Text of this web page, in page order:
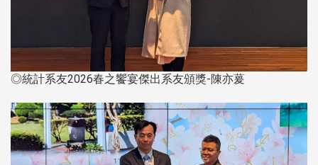
◎統計系友2026春之饗宴傑出系友頒獎-陳亦萲